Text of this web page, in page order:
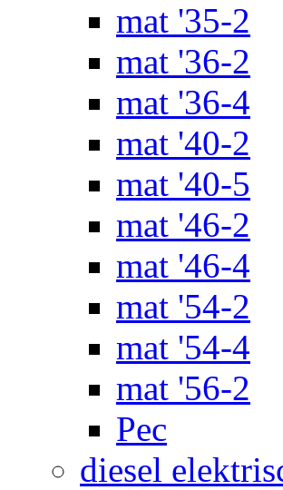
mat '35-2
mat '36-2
mat '36-4
mat '40-2
mat '40-5
mat '46-2
mat '46-4
mat '54-2
mat '54-4
mat '56-2
Pec
diesel